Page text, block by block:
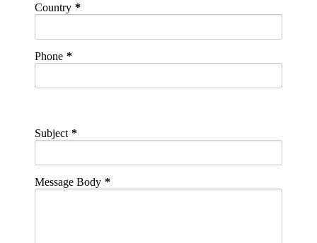
Country
Phone
Subject
Message Body